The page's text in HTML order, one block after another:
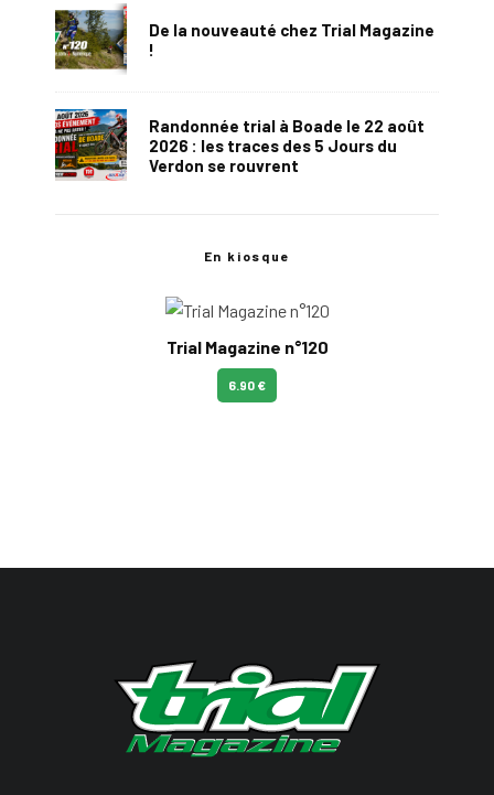
De la nouveauté chez Trial Magazine
!
Randonnée trial à Boade le 22 août
2026 : les traces des 5 Jours du
Verdon se rouvrent
En kiosque
Trial Magazine n°120
6.90 €